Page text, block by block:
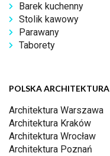
Barek kuchenny
Stolik kawowy
Parawany
Taborety
POLSKA ARCHITEKTURA
Architektura Warszawa
Architektura Kraków
Architektura Wrocław
Architektura Poznań